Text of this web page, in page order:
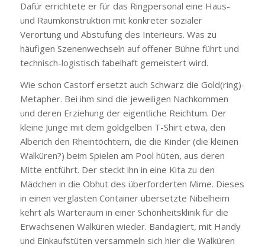
Dafür errichtete er für das Ringpersonal eine Haus-
und Raumkonstruktion mit konkreter sozialer
Verortung und Abstufung des Interieurs. Was zu
häufigen Szenenwechseln auf offener Bühne führt und
technisch-logistisch fabelhaft gemeistert wird.
Wie schon Castorf ersetzt auch Schwarz die Gold(ring)-
Metapher. Bei ihm sind die jeweiligen Nachkommen
und deren Erziehung der eigentliche Reichtum. Der
kleine Junge mit dem goldgelben T-Shirt etwa, den
Alberich den Rheintöchtern, die die Kinder (die kleinen
Walküren?) beim Spielen am Pool hüten, aus deren
Mitte entführt. Der steckt ihn in eine Kita zu den
Mädchen in die Obhut des überforderten Mime. Dieses
in einen verglasten Container übersetzte Nibelheim
kehrt als Warteraum in einer Schönheitsklinik für die
Erwachsenen Walküren wieder. Bandagiert, mit Handy
und Einkaufstüten versammeln sich hier die Walküren